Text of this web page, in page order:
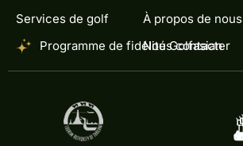
Services de golf
Programme de fidélité Golfasian
À propos de nous
Nous contacter